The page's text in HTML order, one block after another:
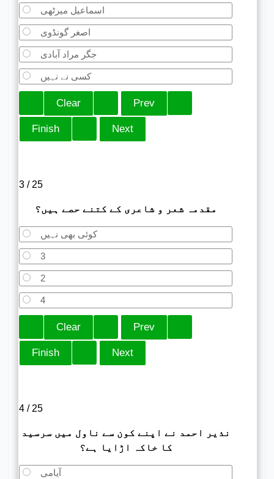
اسماعیل میرٹھی
اصغر گونڈوی
جگر مراد آبادی
کسی نے نہیں
3 / 25
مقدمہ شعر و شاعری کے کتنے حصے ہیں؟
کوئی بھی نہیں
3
2
4
4 / 25
نذیر احمد نے اپنے کون سے ناول میں سرسید
کا خاکہ اڑایا ہے؟
آیامی